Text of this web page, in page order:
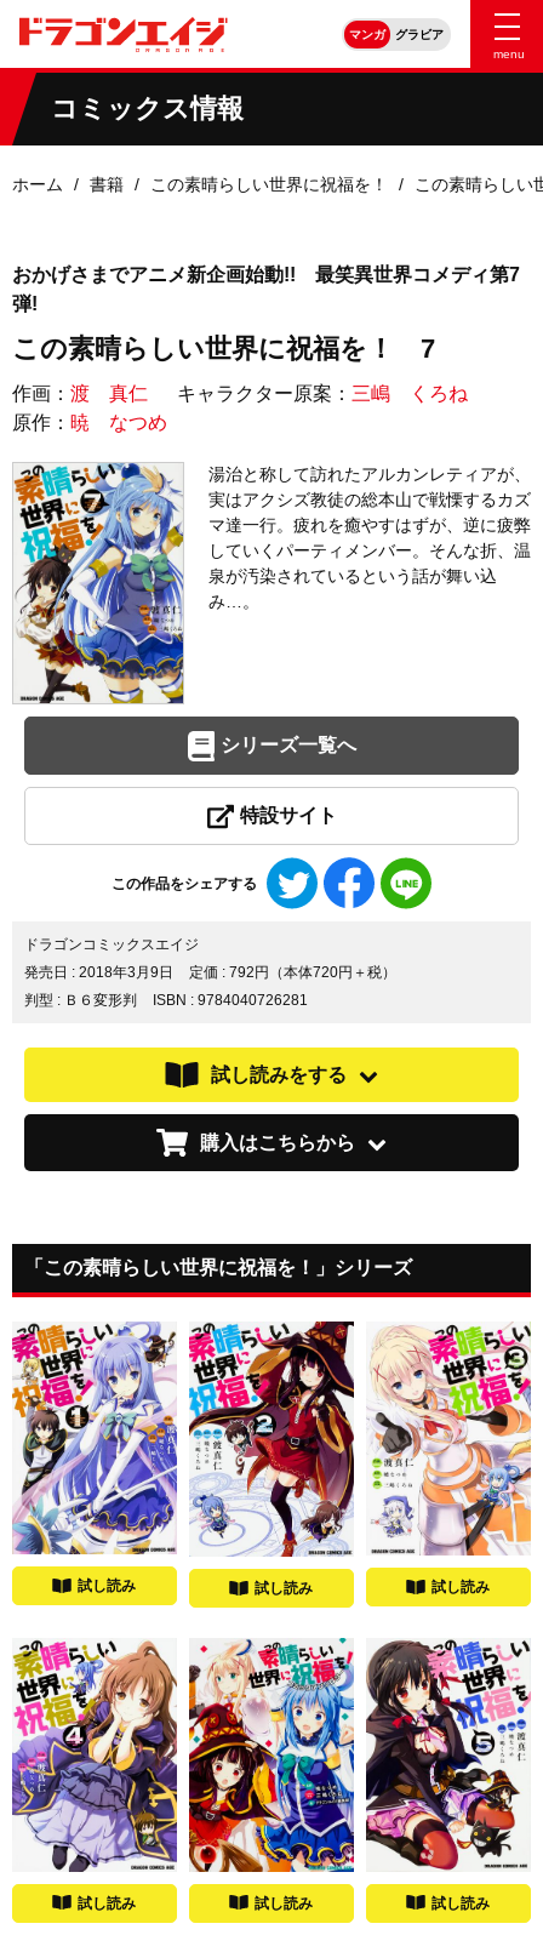
マンガ
グラビア
menu
コミックス情報
ホーム 書籍 この素晴らしい世界に祝福を！ この素晴らし
おかげさまでアニメ新企画始動!! 最笑異世界コメディ第7
弾!
この素晴らしい世界に祝福を！ 7
作画： 渡 真仁 キャラクター原案： 三嶋 くろね
原作： 暁 なつめ
湯治と称して訪れたアルカンレティアが、
実はアクシズ教徒の総本山で戦慄するカズ
マ達一行。疲れを癒やすはずが、逆に疲弊
していくパーティメンバー。そんな折、温
泉が汚染されているという話が舞い込
み…。
シリーズ一覧へ
特設サイト
この作品をシェアする
Twitter
で
ア
Facebook
で
ア
で
ドラゴンコミックスエイジ
発売日 : 2018年3月9日
定価 : 792円（本体720円＋税）
判型 : Ｂ６変形判
ISBN : 9784040726281
試し読みをする
購入はこちらから
「この素晴らしい世界に祝福を！」シリーズ
試し読み 試し読み 試し読み
試し読み 試し読み 試し読み